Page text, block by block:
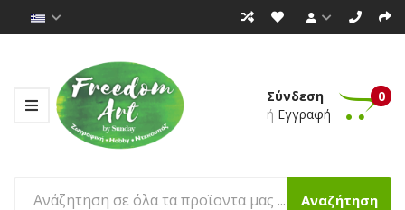
Σύνδεση
ή Εγγραφή
0
Αναζήτηση